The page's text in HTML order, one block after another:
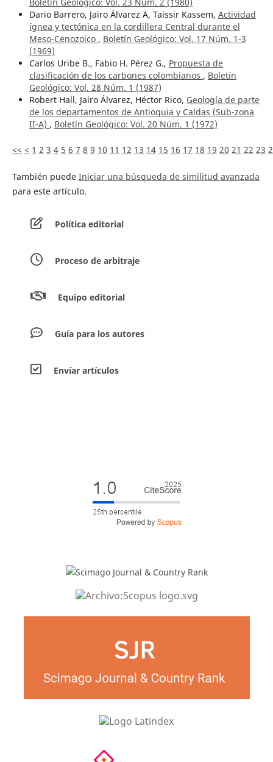
Dario Barrero, Jairo Álvarez A, Taissir Kassem, Actividad
ígnea y tectónica en la cordillera Central durante el
Meso-Cenozoico , Boletín Geológico: Vol. 17 Núm. 1-3
(1969)
Carlos Uribe B., Fabio H. Pérez G., Propuesta de
clasificación de los carbones colombianos , Boletín
Geológico: Vol. 28 Núm. 1 (1987)
Robert Hall, Jairo Álvarez, Héctor Rico, Geología de parte
de los departamentos de Antioquia y Caldas (Sub-zona
II-A) , Boletín Geológico: Vol. 20 Núm. 1 (1972)
<< < 1 2 3 4 5 6 7 8 9 10 11 12 13 14 15 16 17 18 19 20 21 22 23
También puede Iniciar una búsqueda de similitud avanzada
para este artículo.
Política editorial
Proceso de arbitraje
Equipo editorial
Guía para los autores
Envíar artículos